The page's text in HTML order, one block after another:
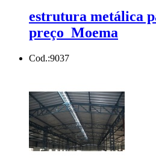
estrutura metálica
preço Moema
Cod.:9037